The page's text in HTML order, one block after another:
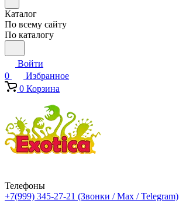
Каталог
По всему сайту
По каталогу
Войти
0
Избранное
0 Корзина
Телефоны
+7(999) 345-27-21 (Звонки / Max / Telegram)